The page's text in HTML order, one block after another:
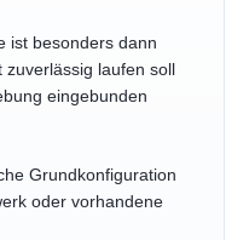
ist besonders dann
zuverlässig laufen soll
eingebunden
Grundkonfiguration
oder vorhandene